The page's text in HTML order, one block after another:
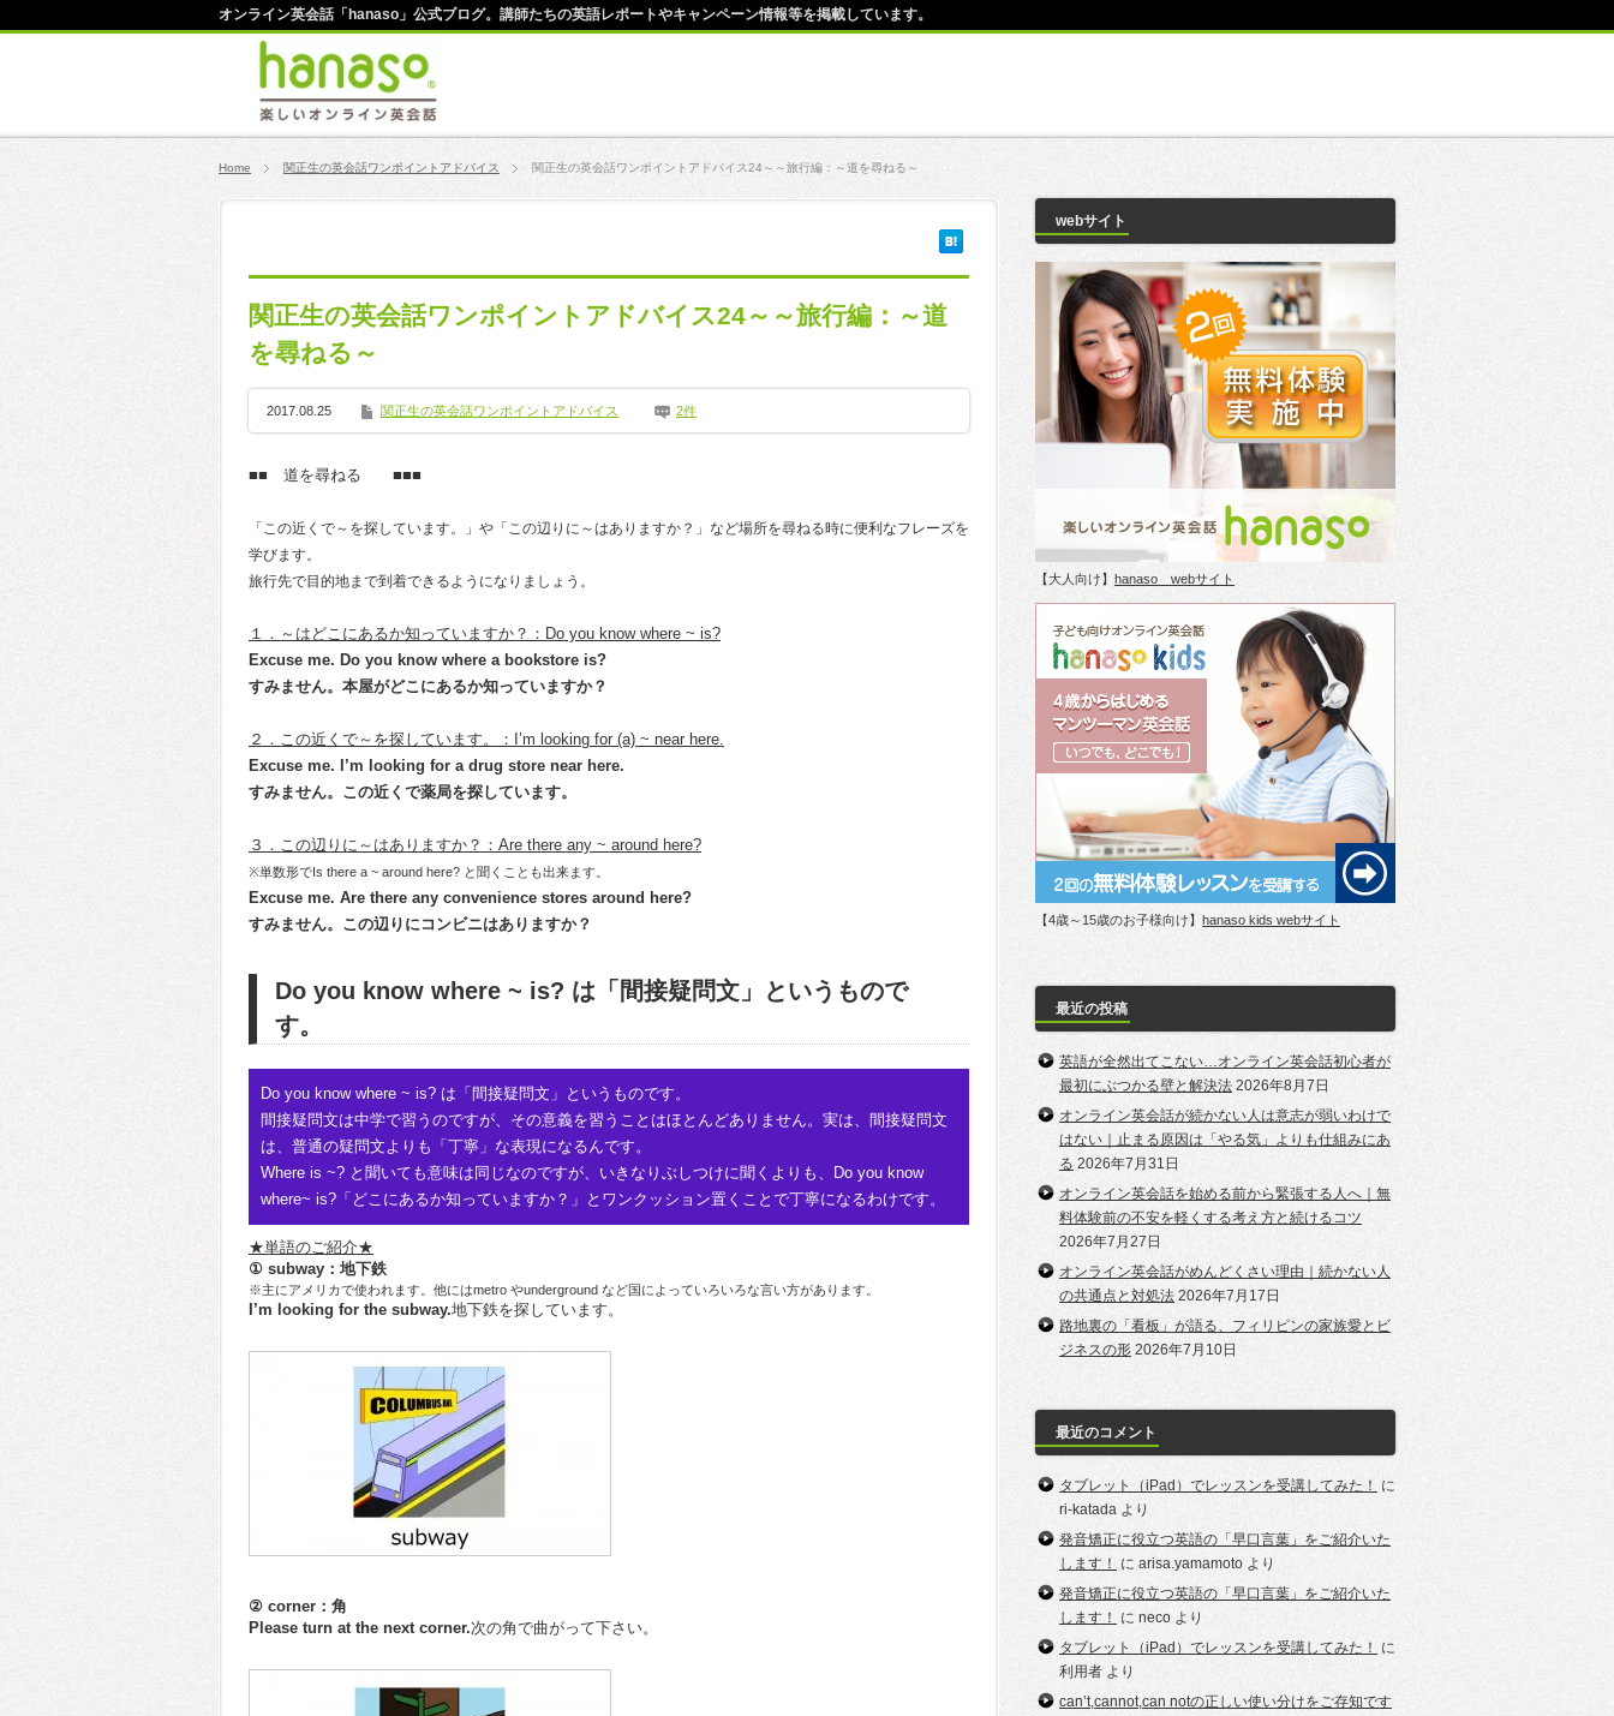
オンライン英会話「hanaso」公式ブログ。講師たちの英語レポートやキャンペーン情報等を掲載しています。
Home 関正生の英会話ワンポイントアドバイス 関正生の英会話ワンポイントアドバイス24～～旅行編：～道を尋ねる～
関正生の英会話ワンポイントアドバイス24～～旅行編：～道
を尋ねる～
2017.08.25 関正生の英会話ワンポイントアドバイス 2件
■■ 道を尋ねる ■■■
「この近くで～を探しています。」や「この辺りに～はありますか？」など場所を尋ねる時に便利なフレーズを
学びます。
旅行先で目的地まで到着できるようになりましょう。
１．～はどこにあるか知っていますか？：Do you know where ~ is?
Excuse me. Do you know where a bookstore is?
すみません。本屋がどこにあるか知っていますか？
２．この近くで～を探しています。：I’m looking for (a) ~ near here.
Excuse me. I’m looking for a drug store near here.
すみません。この近くで薬局を探しています。
３．この辺りに～はありますか？：Are there any ~ around here?
※単数形でIs there a ~ around here? と聞くことも出来ます。
Excuse me. Are there any convenience stores around here?
すみません。この辺りにコンビニはありますか？
Do you know where ~ is? は「間接疑問文」というもので
す。
Do you know where ~ is? は「間接疑問文」というものです。
間接疑問文は中学で習うのですが、その意義を習うことはほとんどありません。実は、間接疑問文
は、普通の疑問文よりも「丁寧」な表現になるんです。
Where is ~? と聞いても意味は同じなのですが、いきなりぶしつけに聞くよりも、Do you know
where~ is?「どこにあるか知っていますか？」とワンクッション置くことで丁寧になるわけです。
★単語のご紹介★
① subway：地下鉄
※主にアメリカで使われます。他にはmetro やunderground など国によっていろいろな言い方があります。
I’m looking for the subway.地下鉄を探しています。
② corner：角
Please turn at the next corner.次の角で曲がって下さい。
webサイト
【大人向け】 hanaso webサイト
【4歳～15歳のお子様向け】 hanaso kids webサイト
最近の投稿
英語が全然出てこない…オンライン英会話初心者が
最初にぶつかる壁と解決法 2026年8月7日
オンライン英会話が続かない人は意志が弱いわけで
はない｜止まる原因は「やる気」よりも仕組みにあ
る 2026年7月31日
オンライン英会話を始める前から緊張する人へ｜無
料体験前の不安を軽くする考え方と続けるコツ
2026年7月27日
オンライン英会話がめんどくさい理由｜続かない人
の共通点と対処法 2026年7月17日
路地裏の「看板」が語る、フィリピンの家族愛とビ
ジネスの形 2026年7月10日
最近のコメント
タブレット（iPad）でレッスンを受講してみた！
に
ri-katada より
発音矯正に役立つ英語の「早口言葉」をご紹介いた
します！
に arisa.yamamoto より
発音矯正に役立つ英語の「早口言葉」をご紹介いた
します！
に neco より
タブレット（iPad）でレッスンを受講してみた！
に
利用者 より
can’t,cannot,can notの正しい使い分けをご存知です